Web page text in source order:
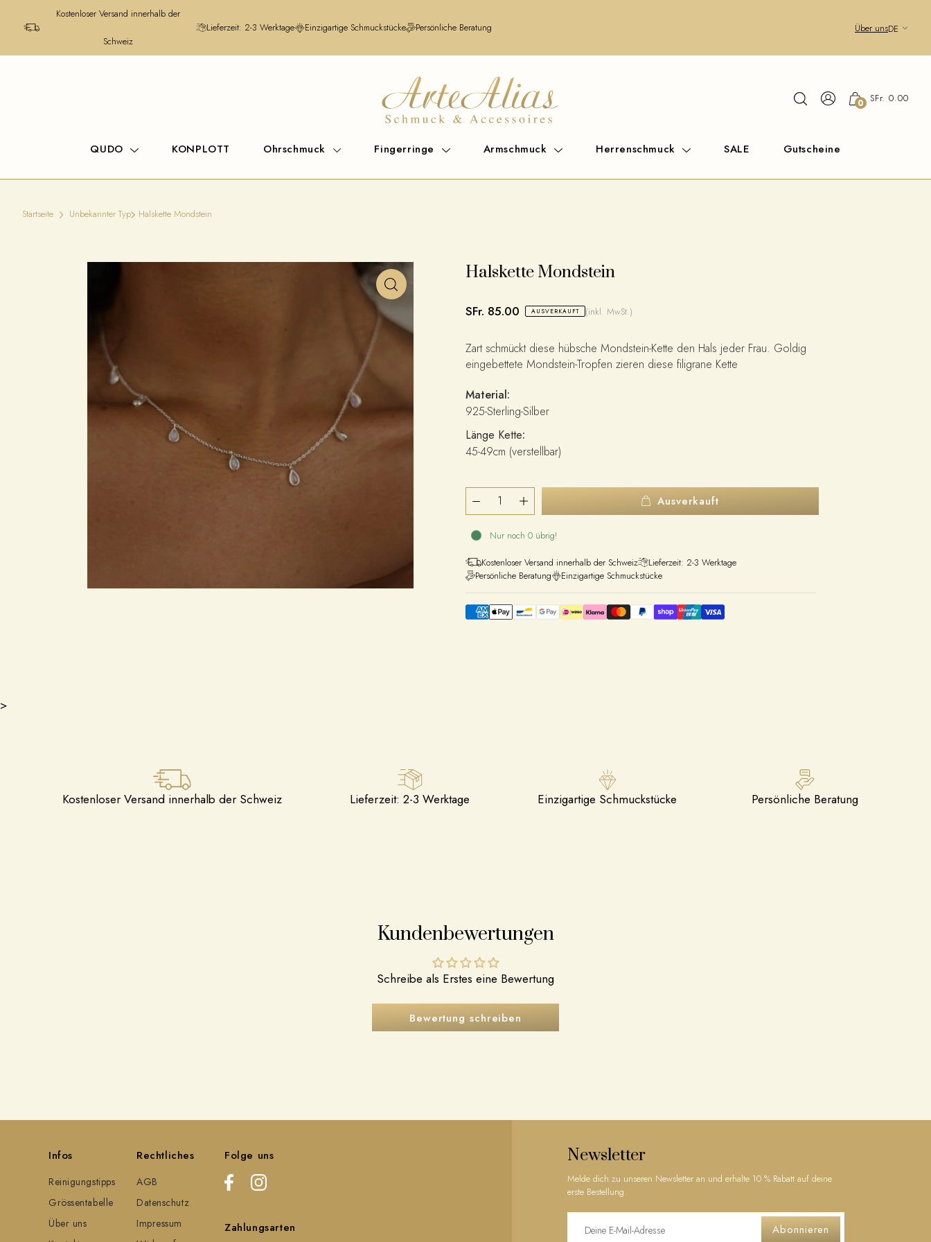
Kostenloser Versand innerhalb der
Schweiz
Lieferzeit: 2-3 Werktage Einzigartige Schmuckstücke Persönliche Beratung Über unsDE
0 SFr. 0.00
QUDO KONPLOTT Ohrschmuck Fingerringe Armschmuck Herrenschmuck SALE Gutscheine
Startseite Unbekannter Typ Halskette Mondstein
Halskette Mondstein
SFr. 85.00 AUSVERKAUFT (inkl. MwSt.)
Zart schmückt diese hübsche Mondstein-Kette den Hals jeder Frau. Goldig
eingebettete Mondstein-Tropfen zieren diese filigrane Kette
Material:
925-Sterling-Silber
Länge Kette:
45-49cm (verstellbar)
Ausverkauft
Nur noch 0 übrig!
Kostenloser Versand innerhalb der Schweiz
Lieferzeit: 2-3 Werktage
Persönliche Beratung
Einzigartige Schmuckstücke
>
Kostenloser Versand innerhalb der Schweiz Lieferzeit: 2-3 Werktage Einzigartige Schmuckstücke Persönliche Beratung
Kundenbewertungen
Schreibe als Erstes eine Bewertung
Bewertung schreiben
Infos
Reinigungstipps
Grössentabelle
Über uns
Rechtliches
AGB
Datenschutz
Impressum
Folge uns
Zahlungsarten
Newsletter
Melde dich zu unseren Newsletter an und erhalte 10 % Rabatt auf deine
erste Bestellung.
Abonnieren